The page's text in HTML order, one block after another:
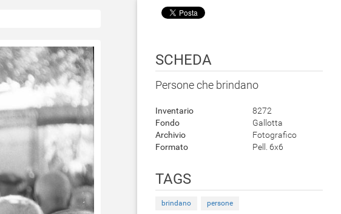
SCHEDA
Persone che brindano
Inventario
8272
Fondo
Gallotta
Archivio
Fotografico
Formato
Pell. 6x6
TAGS
brindano persone